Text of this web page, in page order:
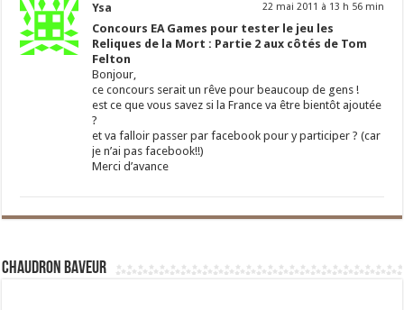
Ysa 22 mai 2011 à 13 h 56 min
Concours EA Games pour tester le jeu les
Reliques de la Mort : Partie 2 aux côtés de Tom
Felton
Bonjour,
ce concours serait un rêve pour beaucoup de gens !
est ce que vous savez si la France va être bientôt ajoutée
?
et va falloir passer par facebook pour y participer ? (car
je n’ai pas facebook!!)
Merci d’avance
Chaudron Baveur